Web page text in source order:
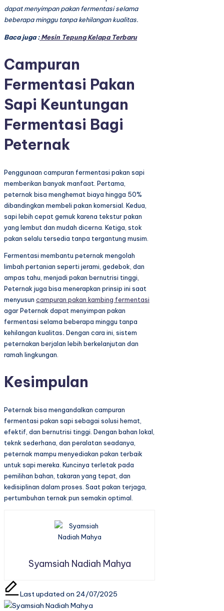
dapat menyimpan pakan fermentasi selama
beberapa minggu tanpa kehilangan kualitas.
Baca juga :Mesin Tepung Kelapa Terbaru
Campuran
Fermentasi Pakan
Sapi Keuntungan
Fermentasi Bagi
Peternak
Penggunaan campuran fermentasi pakan sapi
memberikan banyak manfaat. Pertama,
peternak bisa menghemat biaya hingga 50%
dibandingkan membeli pakan komersial. Kedua,
sapi lebih cepat gemuk karena tekstur pakan
yang lembut dan mudah dicerna. Ketiga, stok
pakan selalu tersedia tanpa tergantung musim.
Fermentasi membantu peternak mengolah
limbah pertanian seperti jerami, gedebok, dan
ampas tahu, menjadi pakan bernutrisi tinggi,
Peternak juga bisa menerapkan prinsip ini saat
menyusun campuran pakan kambing fermentasi
agar Peternak dapat menyimpan pakan
fermentasi selama beberapa minggu tanpa
kehilangan kualitas. Dengan cara ini, sistem
peternakan berjalan lebih berkelanjutan dan
ramah lingkungan.
Kesimpulan
Peternak bisa mengandalkan campuran
fermentasi pakan sapi sebagai solusi hemat,
efektif, dan bernutrisi tinggi. Dengan bahan lokal,
teknk sederhana, dan peralatan seadanya,
peternak mampu menyediakan pakan terbaik
untuk sapi mereka. Kuncinya terletak pada
pemilihan bahan, takaran yang tepat, dan
kedisiplinan dalam proses. Saat pakan terjaga,
pertumbuhan ternak pun semakin optimal.
Syamsiah Nadiah Mahya
Last updated on 24/07/2025